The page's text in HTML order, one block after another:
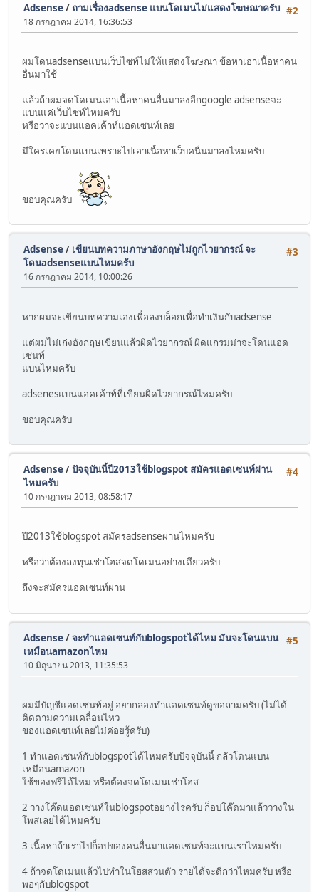
#2
Adsense/ ถามเรื่องadsense แบนโดเมนไม่แสดงโฆษณาครับ
18 กรกฎาคม 2014, 16:36:53
ผมโดนadsenseแบนเว็บไซท์ไม่ให้แสดงโฆษณา ข้อหาเอาเนื้อหาคน
อื่นมาใช้
แล้วถ้าผมจดโดเมนเอาเนื้อหาคนอื่นมาลงอีกgoogle adsenseจะ
แบนแค่เว็บไซท์ไหมครับ
หรือว่าจะแบนแอคเค้าท์แอดเซนท์เลย
มีใครเคยโดนแบนเพราะไปเอาเนื้อหาเว็บคนื่นมาลงไหมครับ
ขอบคุณครับ
#3
Adsense/ เขียนบทความภาษาอังกฤษไม่ถูกไวยากรณ์ จะ
โดนadsenseแบนไหมครับ
16 กรกฎาคม 2014, 10:00:26
หากผมจะเขียนบทความเองเพื่อลงบล็อกเพื่อทำเงินกับadsense
แต่ผมไม่เก่งอังกฤษเขียนแล้วผิดไวยากรณ์ ผิดแกรมม่าจะโดนแอด
เซนท์
แบนไหมครับ
adsenesแบนแอคเค้าท์ที่เขียนผิดไวยากรณ์ไหมครับ
ขอบคุณครับ
#4
Adsense/ปัจจุบันนี้ปี2013ใช้blogspot สมัครแอดเซนท์ผ่าน
ไหมครับ
10 กรกฎาคม 2013, 08:58:17
ปี2013ใช้blogspot สมัครadsenseผ่านไหมครับ
หรือว่าต้องลงทุนเช่าโฮสจดโดเมนอย่างเดียวครับ
ถึงจะสมัครแอดเซนท์ผ่าน
#5
Adsense/จะทำแอดเซนท์กับblogspotได้ไหม มันจะโดนแบน
เหมือนamazonไหม
10 มิถุนายน 2013, 11:35:53
ผมมีบัญชีแอดเซนท์อยู่ อยากลองทำแอดเซนท์ดูขอถามครับ (ไม่ได้
ติดตามความเคลื่อนไหว
ของแอดเซนท์เลยไม่ค่อยรู้ครับ)
1 ทำแอดเซนท์กับblogspotได้ไหมครับปัจจุบันนี้ กลัวโดนแบน
เหมือนamazon
ใช้ของฟรีได้ไหม หรือต้องจดโดเมนเช่าโฮส
2 วางโค๊ดแอดเซนท์ในblogspotอย่างไรครับ ก็อปโค๊ดมาแล้ววางใน
โพสเลยได้ไหมครับ
3 เนื้อหาถ้าเราไปก็อปของคนอื่นมาแอดเซนท์จะแบนเราไหมครับ
4 ถ้าจดโดเมนแล้วไปทำในโฮสส่วนตัว รายได้จะดีกว่าไหมครับ หรือ
พอๆกับblogspot